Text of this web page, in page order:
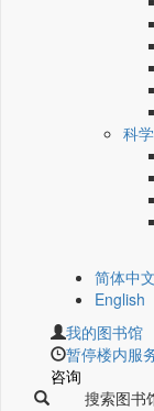
科
简体中文
English
我的图书馆
暂停楼内服
咨询
搜索图书